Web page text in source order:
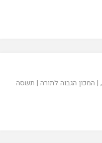
, | המכון הגבוה לתורה | תשסה